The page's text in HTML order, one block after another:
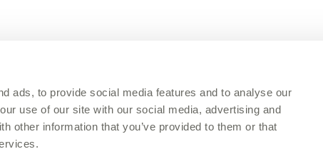
ads, to provide social media features and to analyse our
use of our site with our social media, advertising and
other information that you’ve provided to them or that
News & Evènements
Investisseurs